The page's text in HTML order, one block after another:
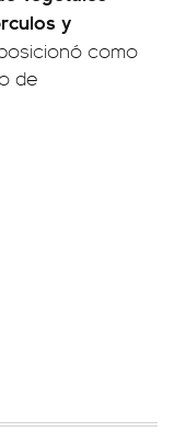
y
como
de